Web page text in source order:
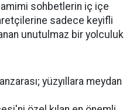
sohbetlerin iç içe
sadece keyifli
unutulmaz bir yolculuk
yüzyıllara meydan